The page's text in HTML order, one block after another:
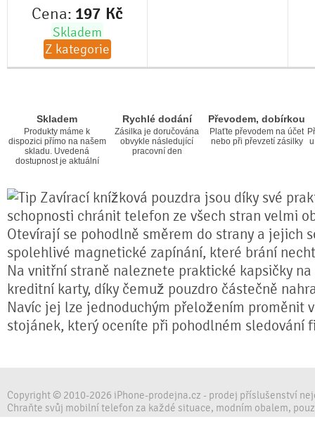
Cena: 197 Kč
Skladem
Z kategorie
Skladem
Produkty máme k
dispozici přímo na našem
skladu. Uvedená
dostupnost je aktuální
Rychlé dodání
Zásilka je doručována
obvykle následující
pracovní den
Převodem, dobírkou
Plaťte převodem na účet
nebo při převzetí zásilky
Zavírací knížková pouzdra jsou díky své
schopnosti chránit telefon ze všech stran velmi
Otevírají se pohodlně směrem do strany a jejich
spolehlivé magnetické zapínání, které brání
Na vnitřní straně naleznete praktické kapsičky na
kreditní karty, díky čemuž pouzdro částečně
Navíc jej lze jednoduchým přeložením proměnit
stojánek, který oceníte při pohodlném sledování
Copyright © 2010-2026 iPhone-prodejna.cz - prodej příslušenství
Chraňte svůj mobilní telefon za každé situace, modním obalem,